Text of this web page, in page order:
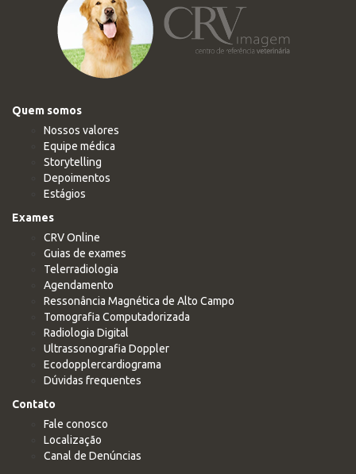
Quem somos
Nossos valores
Equipe médica
Storytelling
Depoimentos
Estágios
Exames
CRV Online
Guias de exames
Telerradiologia
Agendamento
Ressonância Magnética de Alto Campo
Tomografia Computadorizada
Radiologia Digital
Ultrassonografia Doppler
Ecodopplercardiograma
Dúvidas frequentes
Contato
Fale conosco
Localização
Canal de Denúncias